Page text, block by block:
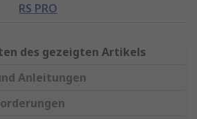
RS PRO
des gezeigten Artikels
Anleitungen